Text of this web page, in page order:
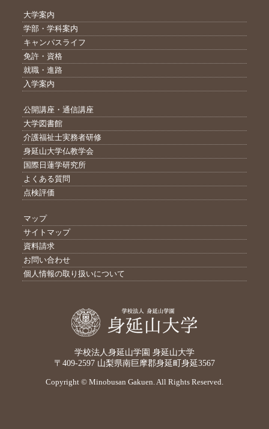
大学案内
学部・学科案内
キャンパスライフ
免許・資格
就職・進路
入学案内
公開講座・通信講座
大学図書館
介護福祉士実務者研修
身延山大学仏教学会
国際日蓮学研究所
よくある質問
点検評価
マップ
サイトマップ
資料請求
お問い合わせ
個人情報の取り扱いについて
学校法人身延山学園 身延山大学
〒409-2597 山梨県南巨摩郡身延町身延3567
Copyright © Minobusan Gakuen. All Rights Reserved.